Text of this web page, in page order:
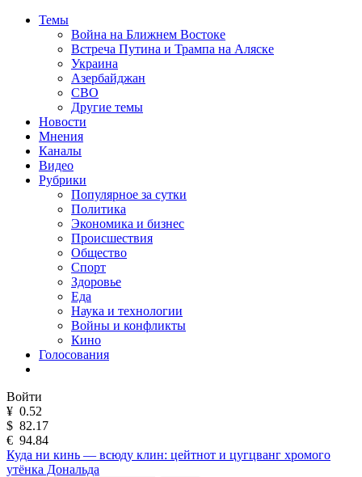
Темы
Война на Ближнем Востоке
Встреча Путина и Трампа на Аляске
Украина
Азербайджан
СВО
Другие темы
Новости
Мнения
Каналы
Видео
Рубрики
Популярное за сутки
Политика
Экономика и бизнес
Происшествия
Общество
Спорт
Здоровье
Еда
Наука и технологии
Войны и конфликты
Кино
Голосования
Войти
¥ 0.52
$ 82.17
€ 94.84
Куда ни кинь — всюду клин: цейтнот и цугцванг хромого
утёнка Дональда